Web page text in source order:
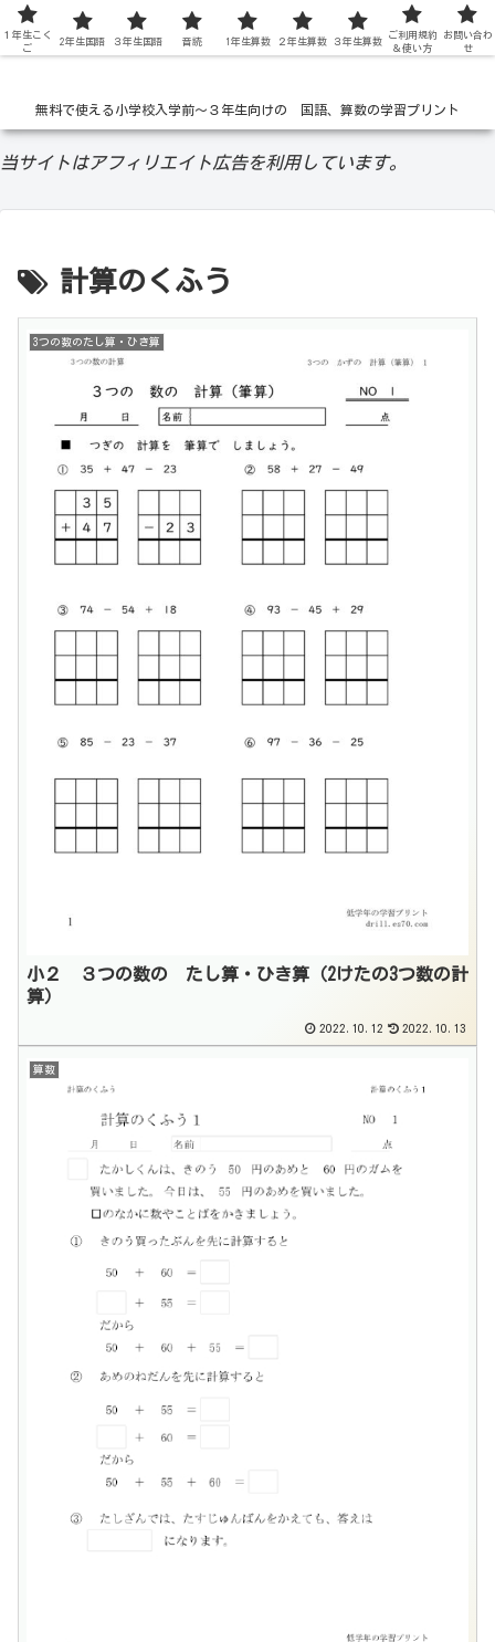
低学年の無料学習ドリル
無料で使える小学校入学前〜３年生向けの 国語、算数の学習プリント
当サイトはアフィリエイト広告を利用しています。
計算のくふう
3つの数のたし算・ひき算
小２ ３つの数の たし算・ひき算（2けたの3つ数の計
算）
2022.10.12 2022.10.13
算数
１年生こく
ご
2年生国語 ３年生国語 音読 1年生算数 ２年生算数 ３年生算数
ご利用規約
＆使い方
お問い合わ
せ